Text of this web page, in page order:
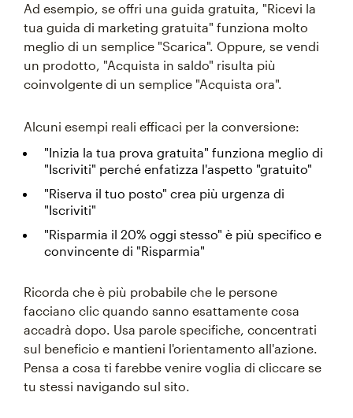
Ad esempio, se offri una guida gratuita, "Ricevi la
tua guida di marketing gratuita" funziona molto
meglio di un semplice "Scarica". Oppure, se vendi
un prodotto, "Acquista in saldo" risulta più
coinvolgente di un semplice "Acquista ora".
Alcuni esempi reali efficaci per la conversione:
"Inizia la tua prova gratuita" funziona meglio di
"Iscriviti" perché enfatizza l'aspetto "gratuito"
"Riserva il tuo posto" crea più urgenza di
"Iscriviti"
"Risparmia il 20% oggi stesso" è più specifico e
convincente di "Risparmia"
Ricorda che è più probabile che le persone
facciano clic quando sanno esattamente cosa
accadrà dopo. Usa parole specifiche, concentrati
sul beneficio e mantieni l'orientamento all'azione.
Pensa a cosa ti farebbe venire voglia di cliccare se
tu stessi navigando sul sito.